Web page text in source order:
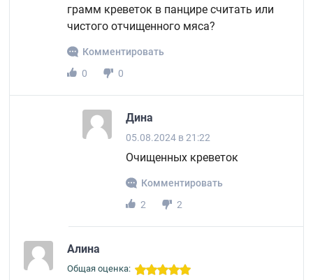
грамм креветок в панцире считать или
чистого отчищенного мяса?
Комментировать
0
0
Дина
05.08.2024 в 21:22
Очищенных креветок
Комментировать
2
2
Алина
Общая оценка: